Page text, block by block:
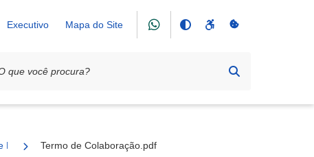
Executivo Mapa do Site
Literário Marconi Montoli
Termo de Colaboração.pdf